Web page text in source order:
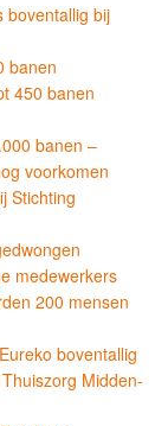
boventallig bij
banen
450 banen
banen –
voorkomen
Stichting
medewerkers
200 mensen
boventallig
Midden-